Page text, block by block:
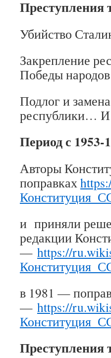
Преступления
Убийство
Закрепление
Победы
Подлог и
республики… И
Период с
Авторы
поправках
и приняли
редакции
— https://
в 1981 —
— https://
Преступления